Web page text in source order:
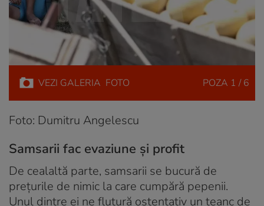
VEZI GALERIA FOTO POZA 1 / 6
Foto: Dumitru Angelescu
Samsarii fac evaziune și profit
De cealaltă parte, samsarii se bucură de
prețurile de nimic la care cumpără pepenii.
Unul dintre ei ne flutură ostentativ un teanc de